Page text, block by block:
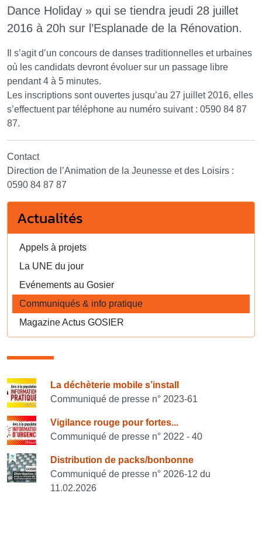
Dance Holiday » qui se tiendra jeudi 28 juillet
2016 à 20h sur l’Esplanade de la Rénovation.
Il s’agit d’un concours de danses traditionnelles et urbaines
où les candidats devront évoluer sur un passage libre
pendant 4 à 5 minutes.
Les inscriptions sont ouvertes jusqu’au 27 juillet 2016, elles
s’effectuent par téléphone au numéro suivant : 0590 84 87
87.
Contact
Direction de l’Animation de la Jeunesse et des Loisirs :
0590 84 87 87
Actualités
Appels à projets
La UNE du jour
Evénements au Gosier
Communiqués & info pratique
Magazine Actus GOSIER
Consulter également
La déchèterie mobile s’install
Communiqué de presse n° 2023-61
Vigilance rouge pour fortes...
Communiqué de presse n° 2022 - 40
Distribution de packs/bonbonne
Communiqué de presse n° 2026-12 du
11.02.2026